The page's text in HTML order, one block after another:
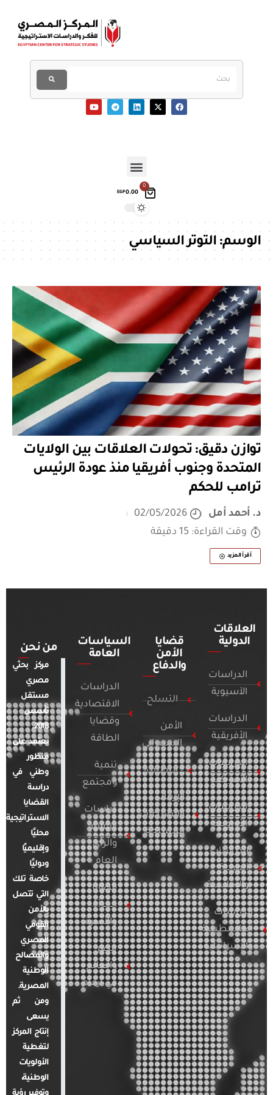
0
EGP0.00
الوسم:التوتر السياسي
توازن دقيق: تحولات العلاقات بين الولايات
المتحدة وجنوب أفريقيا منذ عودة الرئيس
ترامب للحكم
د. أحمد أمل
02/05/2026
وقت القراءة: 15 دقيقة
أقرأ المزيد
العلاقات
الدولية
الدراسات
الآسيوية
الدراسات
الأفريقية
الدراسات
الأمريكية
الدراسات
الأوروبية
الدراسات
العربية
والإقليمية
الدراسات
الفلسطينية
والإسرائيلية
قضايا
الأمن
والدفاع
التسلح
الأمن
السيبراني
التطرف
الإرهاب
والصراعات
المسلحة
السياسات
العامة
الدراسات
الاقتصادية
وقضايا
الطاقة
تنمية
ومجتمع
دراسات
الإعلام
والرأي
العام
قضايا
المرأة
والأسرة
مصر
والعالم
في أرقام
من نحن
مركز بحثي
مصري
مستقل
تأسس
2018.
يعتمد على
منظور
وطني في
دراسة
القضايا
الاستراتيجية
محليًا
وإقليميًا
ودوليًا
خاصة تلك
التي تتصل
بالأمن
القومي
المصري
والمصالح
الوطنية
المصرية.
ومن ثم
يسعى
إنتاج المركز
لتغطية
الأولويات
الوطنية،